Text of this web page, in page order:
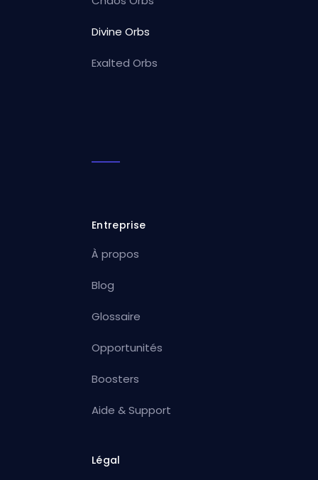
Divine Orbs
Exalted Orbs
Entreprise
À propos
Blog
Glossaire
Opportunités
Boosters
Aide & Support
Légal